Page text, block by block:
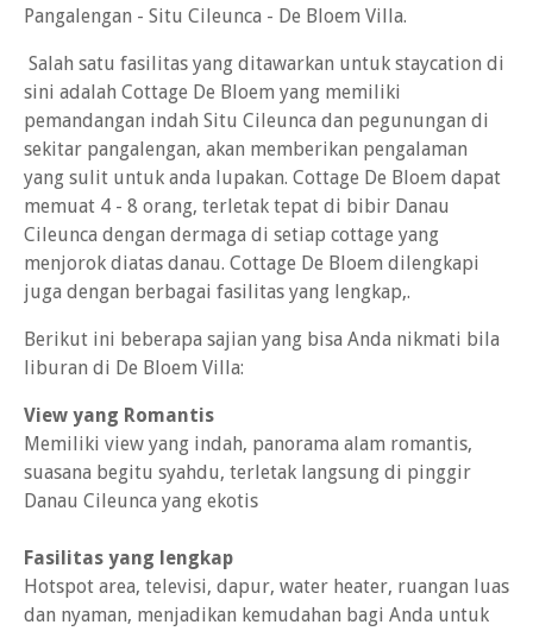
Pangalengan - Situ Cileunca - De Bloem Villa.
Salah satu fasilitas yang ditawarkan untuk staycation di
sini adalah Cottage De Bloem yang memiliki
pemandangan indah Situ Cileunca dan pegunungan di
sekitar pangalengan, akan memberikan pengalaman
yang sulit untuk anda lupakan. Cottage De Bloem dapat
memuat 4 - 8 orang, terletak tepat di bibir Danau
Cileunca dengan dermaga di setiap cottage yang
menjorok diatas danau. Cottage De Bloem dilengkapi
juga dengan berbagai fasilitas yang lengkap,.
Berikut ini beberapa sajian yang bisa Anda nikmati bila
liburan di De Bloem Villa:
View yang Romantis
Memiliki view yang indah, panorama alam romantis,
suasana begitu syahdu, terletak langsung di pinggir
Danau Cileunca yang ekotis
Fasilitas yang lengkap
Hotspot area, televisi, dapur, water heater, ruangan luas
dan nyaman, menjadikan kemudahan bagi Anda untuk